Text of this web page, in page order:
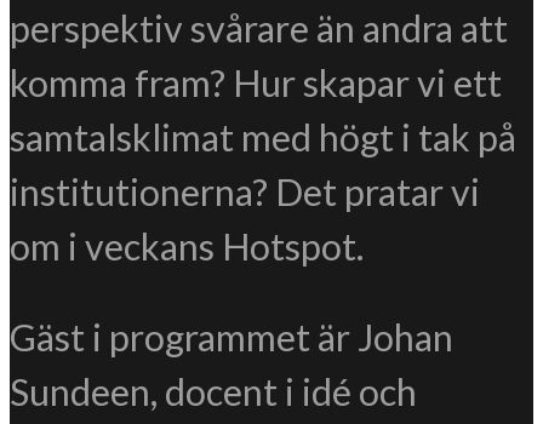
perspektiv svårare än andra att
komma fram? Hur skapar vi ett
samtalsklimat med högt i tak på
institutionerna? Det pratar vi
om i veckans Hotspot.
Gäst i programmet är Johan
Sundeen, docent i idé och